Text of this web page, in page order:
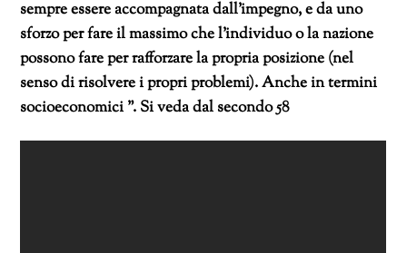
sempre essere accompagnata dall’impegno, e da uno
sforzo per fare il massimo che l’individuo o la nazione
possono fare per rafforzare la propria posizione (nel
senso di risolvere i propri problemi). Anche in termini
socioeconomici ”. Si veda dal secondo 58